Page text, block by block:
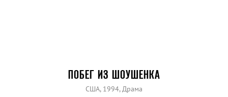
ПОБЕГ ИЗ ШОУШЕНКА
США, 1994, Драма